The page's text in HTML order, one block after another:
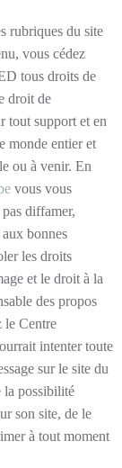
rubriques du site
vous cédez
tous droits de
droit de
tout support et en
monde entier et
ou à venir. En
vous vous
diffamer,
bonnes
les droits
et le droit à la
des propos
le Centre
intenter toute
sur le site du
possibilité
son site, de le
à tout moment